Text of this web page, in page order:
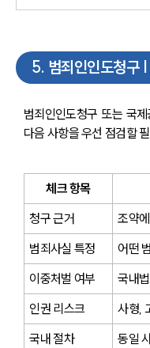
5. 범죄인인도청구
범죄인인도청구 또는 국
다음 사항을 우선 점검할
체크 항목
청구 근거
조약
범죄사실 특정
어떤
이중처벌 여부
국내
인권 리스크
사형,
국내 절차
동일